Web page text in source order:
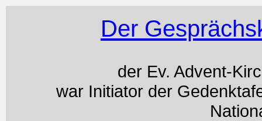
Der
der Ev. Advent-
war Initiator der